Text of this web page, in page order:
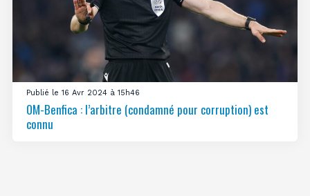
Publié le 16 Avr 2024 à 15h46
OM-Benfica : l’arbitre (condamné pour corruption) est
connu